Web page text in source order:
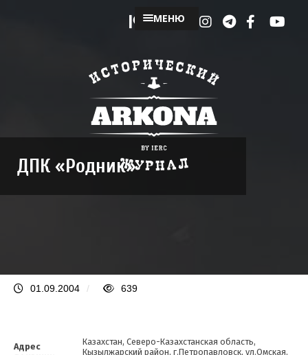
МЕНЮ
ДПК «Родник»
01.09.2004 / 639
Адрес
Казахстан, Северо-Казахстанская область,
Кызылжарский район, г.Петропавловск, ул.Омская,